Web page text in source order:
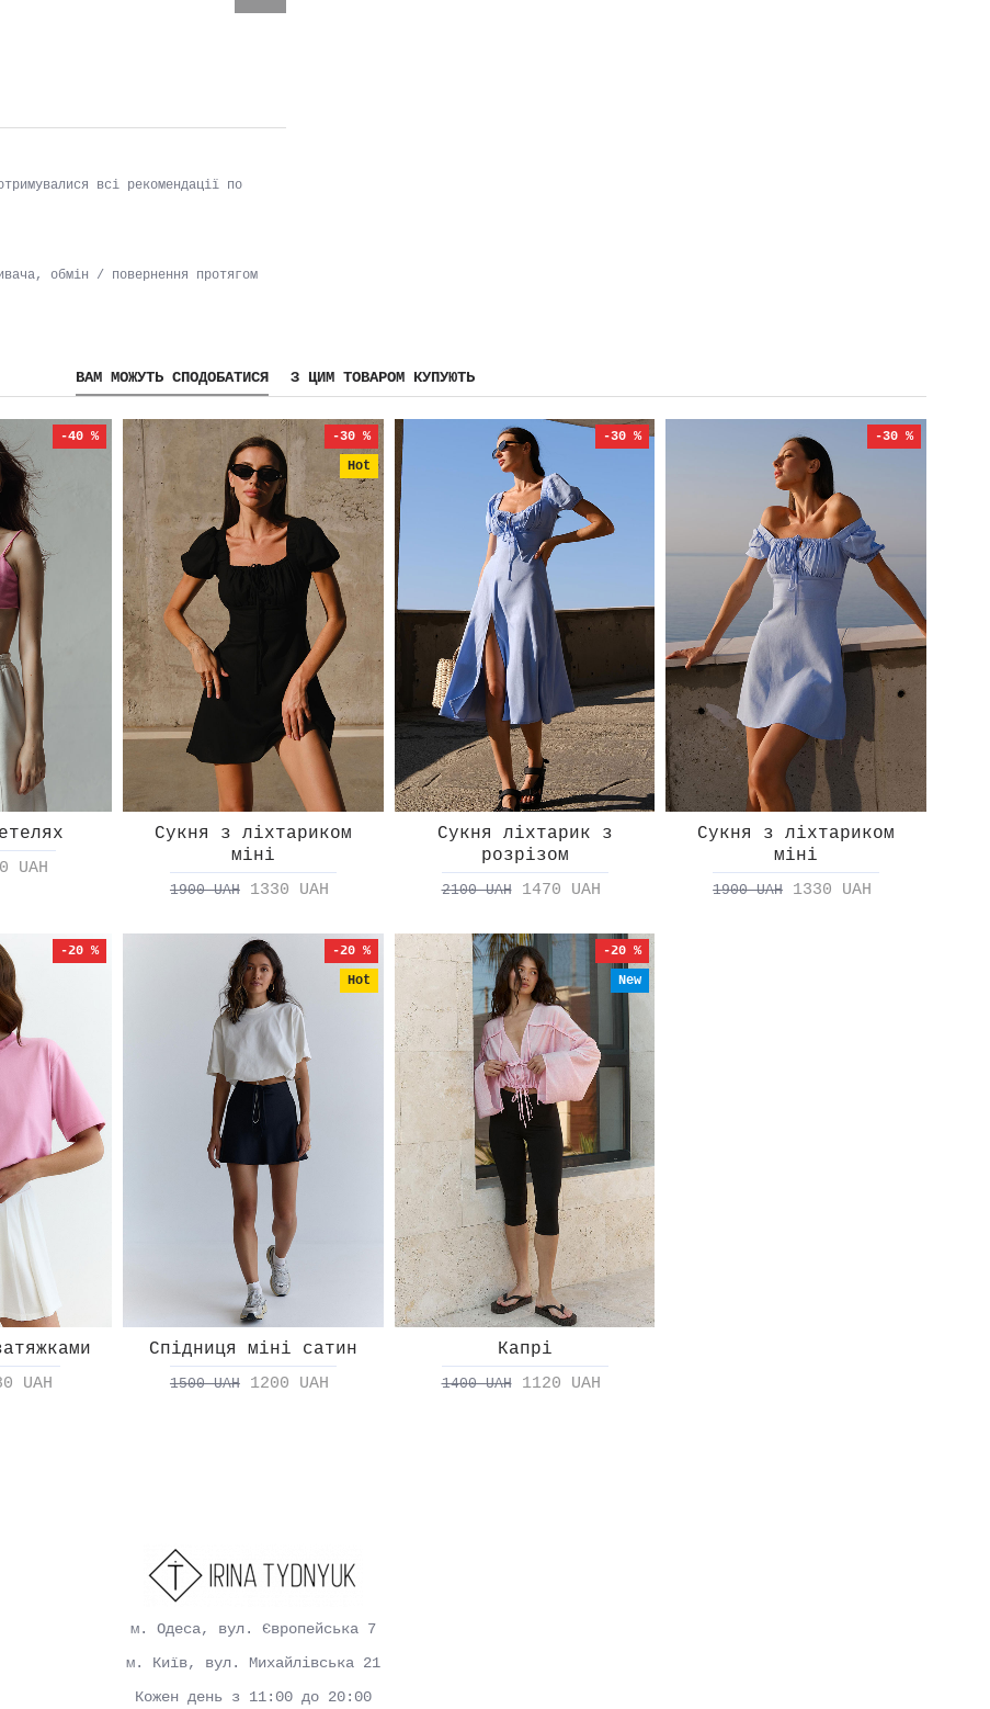
всі рекомендації по
обмін / повернення протягом
ВАМ МОЖУТЬ СПОДОБАТИСЯ З ЦИМ ТОВАРОМ КУПУЮТЬ
-40 %
UAH
Hot
-30 %
Сукня з ліхтариком
міні
1900 UAH 1330 UAH
-30 %
Сукня ліхтарик з
розрізом
2100 UAH 1470 UAH
-30 %
Сукня з ліхтариком
міні
1900 UAH 1330 UAH
-20 %
UAH
Hot
-20 %
Спідниця міні сатин
1500 UAH 1200 UAH
New
-20 %
Капрі
1400 UAH 1120 UAH
м. Одеса, вул. Європейська 7
м. Київ, вул. Михайлівська 21
Кожен день з 11:00 до 20:00